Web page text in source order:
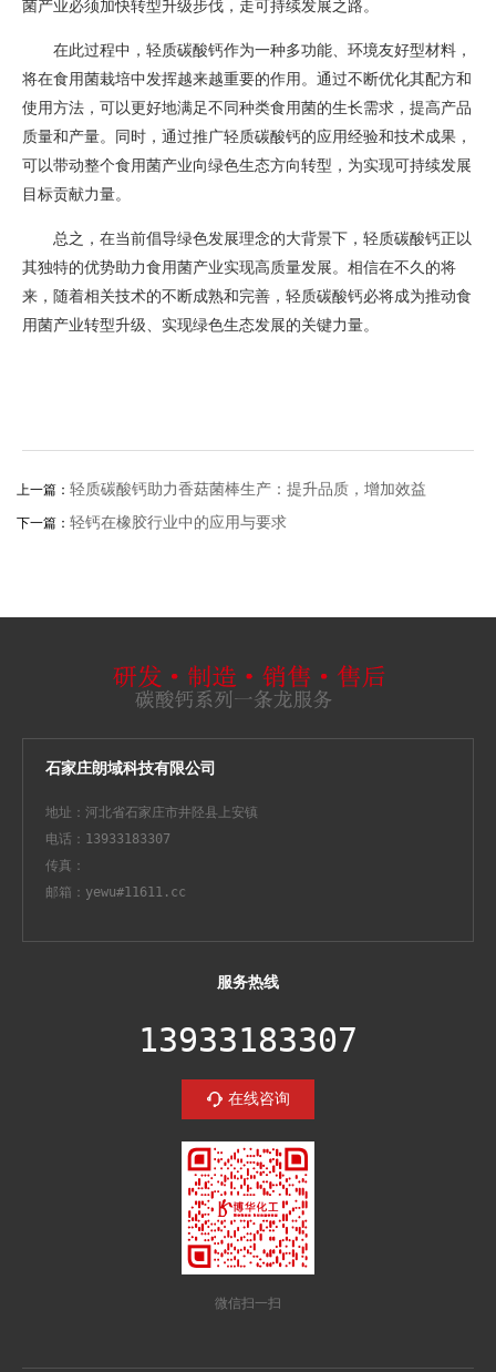
菌产业必须加快转型升级步伐，走可持续发展之路。
在此过程中，轻质碳酸钙作为一种多功能、环境友好型材料，
将在食用菌栽培中发挥越来越重要的作用。通过不断优化其配方和
使用方法，可以更好地满足不同种类食用菌的生长需求，提高产品
质量和产量。同时，通过推广轻质碳酸钙的应用经验和技术成果，
可以带动整个食用菌产业向绿色生态方向转型，为实现可持续发展
目标贡献力量。
总之，在当前倡导绿色发展理念的大背景下，轻质碳酸钙正以
其独特的优势助力食用菌产业实现高质量发展。相信在不久的将
来，随着相关技术的不断成熟和完善，轻质碳酸钙必将成为推动食
用菌产业转型升级、实现绿色生态发展的关键力量。
上一篇： 轻质碳酸钙助力香菇菌棒生产：提升品质，增加效益
下一篇： 轻钙在橡胶行业中的应用与要求
石家庄朗域科技有限公司
地址：河北省石家庄市井陉县上安镇
电话：13933183307
传真：
邮箱：yewu#11611.cc
服务热线
13933183307
在线咨询
微信扫一扫